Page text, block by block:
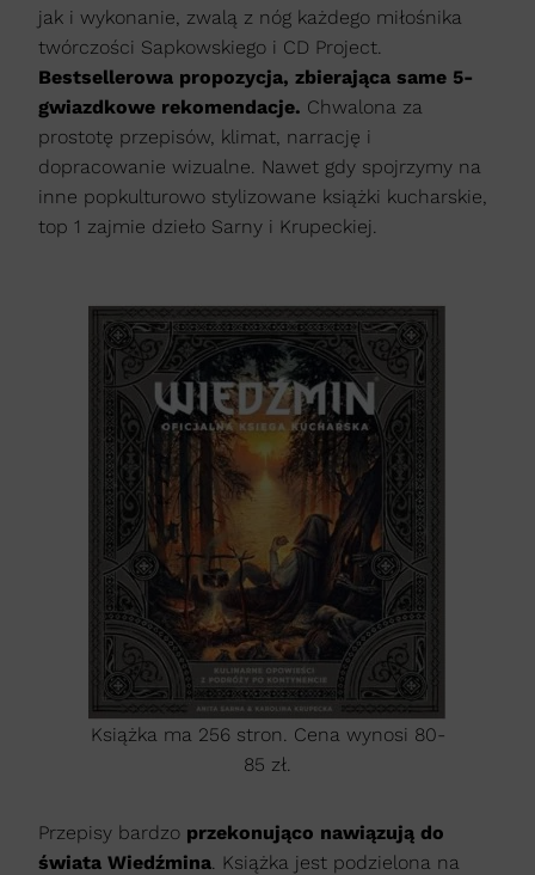
jak i wykonanie, zwalą z nóg każdego miłośnika
twórczości Sapkowskiego i CD Project.
Bestsellerowa propozycja, zbierająca same 5-
gwiazdkowe rekomendacje. Chwalona za
prostotę przepisów, klimat, narrację i
dopracowanie wizualne. Nawet gdy spojrzymy na
inne popkulturowo stylizowane książki kucharskie,
top 1 zajmie dzieło Sarny i Krupeckiej.
Książka ma 256 stron. Cena wynosi 80-
85 zł.
Przepisy bardzo przekonująco nawiązują do
świata Wiedźmina . Książka jest podzielona na